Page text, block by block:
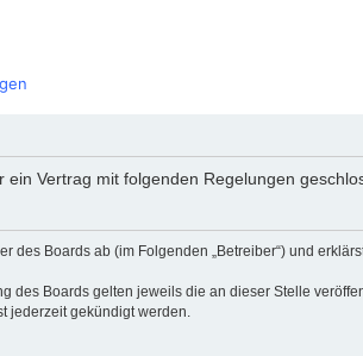
ein Vertrag mit folgenden Regelungen
des Boards ab (im Folgenden „Betreiber“) und
des Boards gelten jeweils die an dieser Stelle
jederzeit gekündigt werden.